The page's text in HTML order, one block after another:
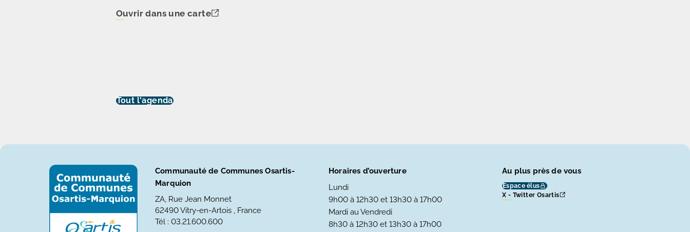
Ouvrir dans une carte
Tout l'agenda
Communauté de Communes Osartis-
Marquion
ZA, Rue Jean Monnet
62490 Vitry-en-Artois , France
Tél : 03.21.600.600
Horaires d’ouverture
Lundi
9h00 à 12h30 et 13h30 à 17h00
Mardi au Vendredi
8h30 à 12h30 et 13h30 à 17h00
Au plus près de vous
Espace élus
X - Twitter Osartis